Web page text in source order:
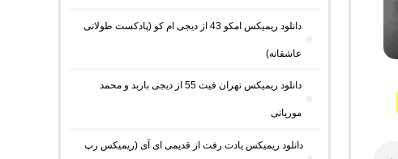
دانلود ریمیکس امکو 43 از دیجی ام کو (پادکست طولانی
عاشقانه)
دانلود ریمیکس تهران فیت 55 از دیجی باربد و محمد
موریانی
دانلود ریمیکس یادت رفت از قدیمی ای آی (ریمیکس رپ